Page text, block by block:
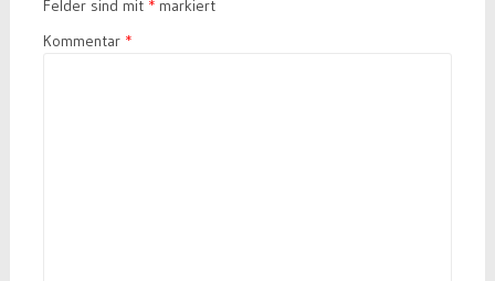
Felder sind mit *markiert
Kommentar *